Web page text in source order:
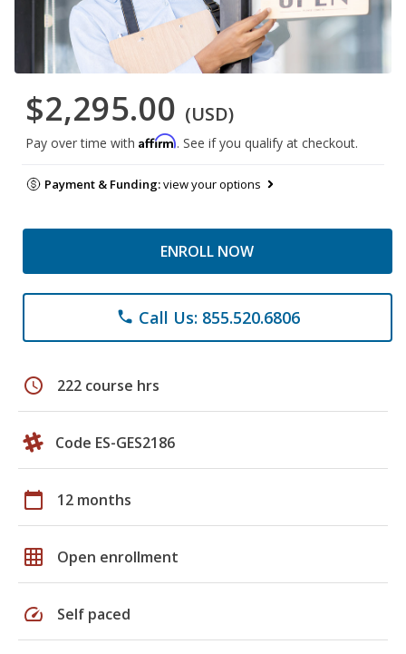
$2,295.00 (USD)
Pay over time with Affirm. See if you qualify at checkout.
Payment & Funding:view your options
ENROLL NOW
phone Call Us: 855.520.6806
schedule 222 course hrs
Code ES-GES2186
calendar_today 12 months
grid_on Open enrollment
speed Self paced